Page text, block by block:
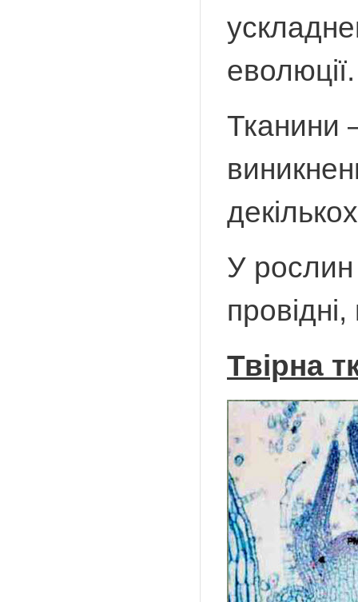
еволюції.
Тканини
У рослин
провідні,
Твірна